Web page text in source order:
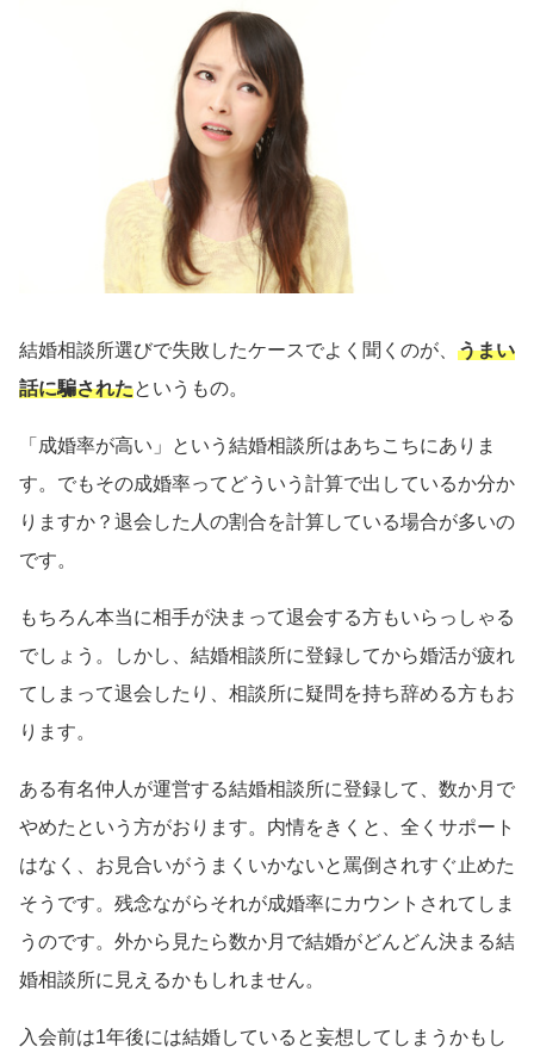
結婚相談所選びで失敗したケースでよく聞くのが、 うまい
話に騙されたというもの。
「成婚率が高い」という結婚相談所はあちこちにありま
す。でもその成婚率ってどういう計算で出しているか分か
りますか？退会した人の割合を計算している場合が多いの
です。
もちろん本当に相手が決まって退会する方もいらっしゃる
でしょう。しかし、結婚相談所に登録してから婚活が疲れ
てしまって退会したり、相談所に疑問を持ち辞める方もお
ります。
ある有名仲人が運営する結婚相談所に登録して、数か月で
やめたという方がおります。内情をきくと、全くサポート
はなく、お見合いがうまくいかないと罵倒されすぐ止めた
そうです。残念ながらそれが成婚率にカウントされてしま
うのです。外から見たら数か月で結婚がどんどん決まる結
婚相談所に見えるかもしれません。
入会前は1年後には結婚していると妄想してしまうかもし